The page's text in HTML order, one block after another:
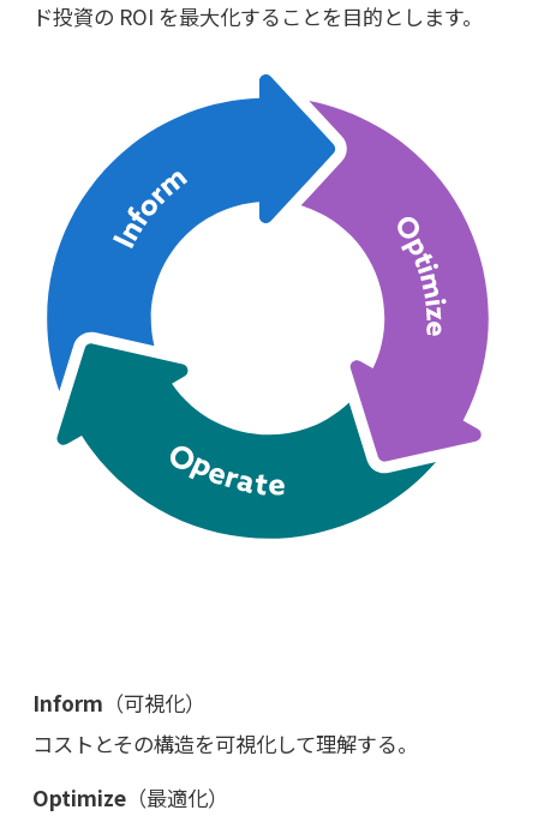
ド投資の ROI を最大化することを目的とします。
Inform （可視化）
コストとその構造を可視化して理解する。
Optimize（最適化）